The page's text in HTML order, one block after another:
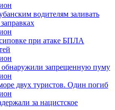
водителям заливать
при атаке БПЛА
обнаружили запрещенную пуму
двух туристов. Один погиб
за нацистское